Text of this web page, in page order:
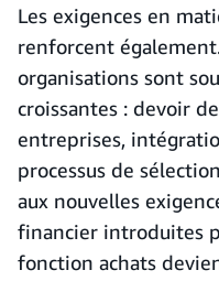
Les exigences en
renforcent
organisations sont
croissantes : devoir
entreprises,
processus de
aux nouvelles
financier introduites
fonction achats